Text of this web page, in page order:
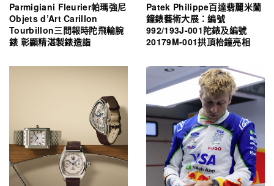
Parmigiani Fleurier帕瑪強尼
Objets d’Art Carillon
Tourbillon三問報時陀飛輪腕
錶 彰顯精湛製錶造詣
Patek Philippe百達翡麗米蘭
鐘錶藝術大展：編號
992/193J-001陀錶及編號
20179M-001拱頂枱鐘亮相